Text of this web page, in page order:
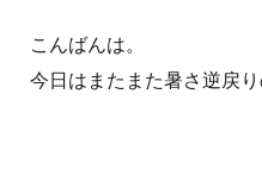
こんばんは。
今日はまたまた暑さ逆戻